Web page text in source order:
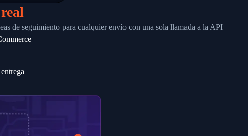
15:28:00",
"Shipment picked up",
CHINA,PEOPLES REPUBLIC"
de seguimiento para cualquier envío con una sola llamada a la API